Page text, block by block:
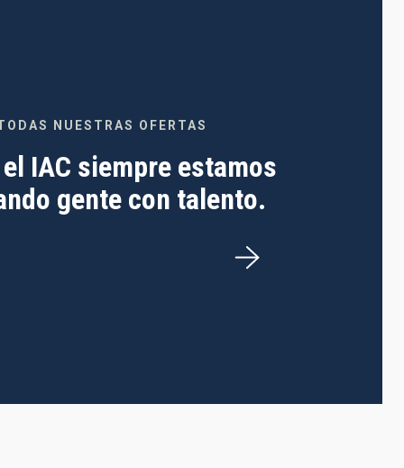
NUESTRAS OFERTAS
IAC siempre estamos
gente con talento.